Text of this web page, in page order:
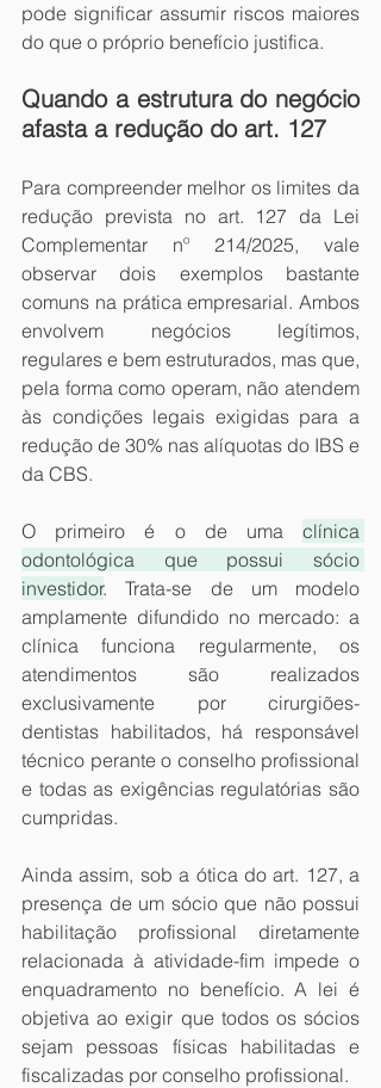
pode significar assumir riscos maiores
do que o próprio benefício justifica.
Quando a estrutura do negócio
afasta a redução do art. 127
Para compreender melhor os limites da
redução prevista no art. 127 da Lei
Complementar nº 214/2025, vale
observar dois exemplos bastante
comuns na prática empresarial. Ambos
envolvem negócios legítimos,
regulares e bem estruturados, mas que,
pela forma como operam, não atendem
às condições legais exigidas para a
redução de 30% nas alíquotas do IBS e
da CBS.
O primeiro é o de uma clínica
odontológica que possui sócio
investidor. Trata-se de um modelo
amplamente difundido no mercado: a
clínica funciona regularmente, os
atendimentos são realizados
exclusivamente por cirurgiões-
dentistas habilitados, há responsável
técnico perante o conselho profissional
e todas as exigências regulatórias são
cumpridas.
Ainda assim, sob a ótica do art. 127, a
presença de um sócio que não possui
habilitação profissional diretamente
relacionada à atividade-fim impede o
enquadramento no benefício. A lei é
objetiva ao exigir que todos os sócios
sejam pessoas físicas habilitadas e
fiscalizadas por conselho profissional.